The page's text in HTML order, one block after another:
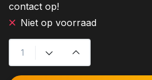
contact op!
Niet op voorraad